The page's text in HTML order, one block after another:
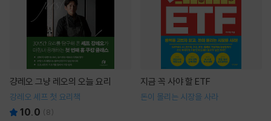
걍레오 그냥 레오의 오늘 요리
강레오 셰프 첫 요리책
10.0 (8)
지금 꼭 사야 할 ETF
돈이 몰리는 시장을 사라